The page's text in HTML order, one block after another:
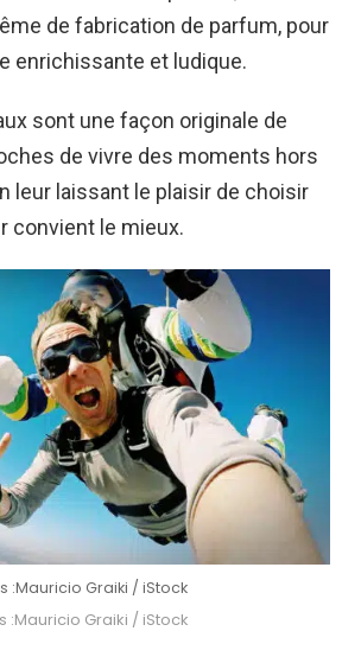
de fabrication de parfum, pour
enrichissante et ludique.
sont une façon originale de
de vivre des moments hors
leur laissant le plaisir de choisir
convient le mieux.
:Mauricio Graiki / iStock
:Mauricio Graiki / iStock